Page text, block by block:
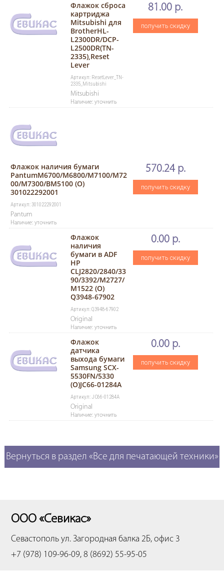
Флажок сброса
картриджа
Mitsubishi для
BrotherHL-
L2300DR/DCP-
L2500DR(TN-
2335),Reset
Lever
Артикул: ResetLever_TN-
2335_Mitsubishi
Mitsubishi
Наличие: уточнить
81.00 р.
получить скидку
Флажок наличия бумаги
PantumM6700/M6800/M7100/M72
00/M7300/BM5100 (O)
301022292001
Артикул: 301022292001
Pantum
Наличие: уточнить
570.24 р.
получить скидку
Флажок
наличия
бумаги в ADF
HP
CLJ2820/2840/33
90/3392/M2727/
M1522 (O)
Q3948-67902
Артикул: Q3948-67902
Original
Наличие: уточнить
0.00 р.
получить скидку
Флажок
датчика
выхода бумаги
Samsung SCX-
5530FN/5330
(О)JC66-01284A
Артикул: JC66-01284A
Original
Наличие: уточнить
0.00 р.
получить скидку
Вернуться в раздел «Все для печатающей техники»
ООО «Севикас»
Севастополь ул. Загородная балка 2Б, офис 3
+7 (978) 109-96-09, 8 (8692) 55-95-05